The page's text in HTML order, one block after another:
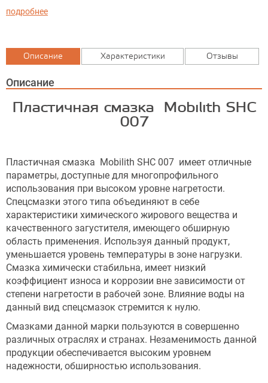
подробнее
Описание Характеристики Отзывы
Описание
Пластичная смазка Mobilith SHC
007
Пластичная смазка Mobilith SHC 007 имеет отличные
параметры, доступные для многопрофильного
использования при высоком уровне нагретости.
Спецсмазки этого типа объединяют в себе
характеристики химического жирового вещества и
качественного загустителя, имеющего обширную
область применения. Используя данный продукт,
уменьшается уровень температуры в зоне нагрузки.
Смазка химически стабильна, имеет низкий
коэффициент износа и коррозии вне зависимости от
степени нагретости в рабочей зоне. Влияние воды на
данный вид спецсмазок стремится к нулю.
Смазками данной марки пользуются в совершенно
различных отраслях и странах. Незаменимость данной
продукции обеспечивается высоким уровнем
надежности, обширностью использования.